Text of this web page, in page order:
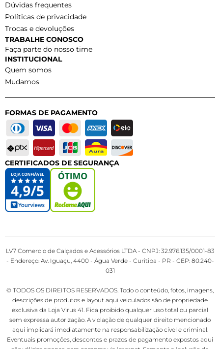
Dúvidas frequentes
Políticas de privacidade
Trocas e devoluções
TRABALHE CONOSCO
Faça parte do nosso time
INSTITUCIONAL
Quem somos
Mudamos
FORMAS DE PAGAMENTO
CERTIFICADOS DE SEGURANÇA
LV7 Comercio de Calçados e Acessórios LTDA - CNPJ: 32.976.135/0001-83
- Endereço: Av. Iguaçu, 4400 - Água Verde - Curitiba - PR - CEP: 80.240-
031
© TODOS OS DIREITOS RESERVADOS. Todo o conteúdo, fotos, imagens,
descrições de produtos e layout aqui veiculados são de propriedade
exclusiva da Loja Virus 41. Fica proibido qualquer uso total ou parcial
sem expressa autorização. A violação de qualquer direito mencionado
aqui implicará imediatamente na responsabilização cível e criminal.
Eventuais promoções, descontos e prazos de pagamento expostos aqui